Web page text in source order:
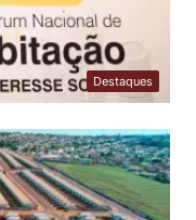
Destaques